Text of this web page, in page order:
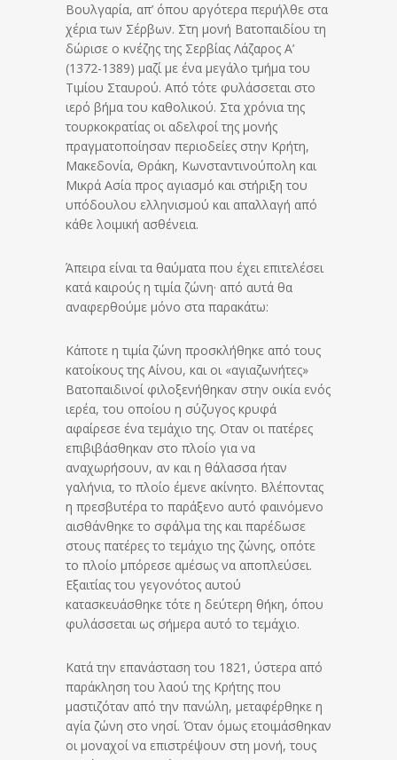
Βουλγαρία, απ’ όπου αργότερα περιήλθε στα
χέρια των Σέρβων. Στη μονή Βατοπαιδίου τη
δώρισε ο κνέζης της Σερβίας Λάζαρος Α’
(1372-1389) μαζί με ένα μεγάλο τμήμα του
Τιμίου Σταυρού. Από τότε φυλάσσεται στο
ιερό βήμα του καθολικού. Στα χρόνια της
τουρκοκρατίας οι αδελφοί της μονής
πραγματοποίησαν περιοδείες στην Κρήτη,
Μακεδονία, Θράκη, Κωνσταντινούπολη και
Μικρά Ασία προς αγιασμό και στήριξη του
υπόδουλου ελληνισμού και απαλλαγή από
κάθε λοιμική ασθένεια.
Άπειρα είναι τα θαύματα που έχει επιτελέσει
κατά καιρούς η τιμία ζώνη· από αυτά θα
αναφερθούμε μόνο στα παρακάτω:
Κάποτε η τιμία ζώνη προσκλήθηκε από τους
κατοίκους της Αίνου, και οι «αγιαζωνήτες»
Βατοπαιδινοί φιλοξενήθηκαν στην οικία ενός
ιερέα, του οποίου η σύζυγος κρυφά
αφαίρεσε ένα τεμάχιο της. Οταν οι πατέρες
επιβιβάσθηκαν στο πλοίο για να
αναχωρήσουν, αν και η θάλασσα ήταν
γαλήνια, το πλοίο έμενε ακίνητο. Βλέποντας
η πρεσβυτέρα το παράξενο αυτό φαινόμενο
αισθάνθηκε το σφάλμα της και παρέδωσε
στους πατέρες το τεμάχιο της ζώνης, οπότε
το πλοίο μπόρεσε αμέσως να αποπλεύσει.
Εξαιτίας του γεγονότος αυτού
κατασκευάσθηκε τότε η δεύτερη θήκη, όπου
φυλάσσεται ως σήμερα αυτό το τεμάχιο.
Κατά την επανάσταση του 1821, ύστερα από
παράκληση του λαού της Κρήτης που
μαστιζόταν από την πανώλη, μεταφέρθηκε η
αγία ζώνη στο νησί. Όταν όμως ετοιμάσθηκαν
οι μοναχοί να επιστρέψουν στη μονή, τους